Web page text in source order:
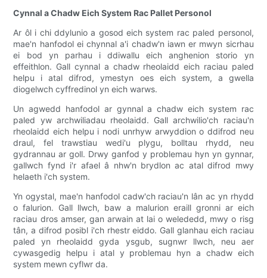
Cynnal a Chadw Eich System Rac Pallet Personol
Ar ôl i chi ddylunio a gosod eich system rac paled personol,
mae'n hanfodol ei chynnal a'i chadw'n iawn er mwyn sicrhau
ei bod yn parhau i ddiwallu eich anghenion storio yn
effeithlon. Gall cynnal a chadw rheolaidd eich raciau paled
helpu i atal difrod, ymestyn oes eich system, a gwella
diogelwch cyffredinol yn eich warws.
Un agwedd hanfodol ar gynnal a chadw eich system rac
paled yw archwiliadau rheolaidd. Gall archwilio'ch raciau'n
rheolaidd eich helpu i nodi unrhyw arwyddion o ddifrod neu
draul, fel trawstiau wedi'u plygu, bolltau rhydd, neu
gydrannau ar goll. Drwy ganfod y problemau hyn yn gynnar,
gallwch fynd i'r afael â nhw'n brydlon ac atal difrod mwy
helaeth i'ch system.
Yn ogystal, mae'n hanfodol cadw'ch raciau'n lân ac yn rhydd
o falurion. Gall llwch, baw a malurion eraill gronni ar eich
raciau dros amser, gan arwain at lai o welededd, mwy o risg
tân, a difrod posibl i'ch rhestr eiddo. Gall glanhau eich raciau
paled yn rheolaidd gyda ysgub, sugnwr llwch, neu aer
cywasgedig helpu i atal y problemau hyn a chadw eich
system mewn cyflwr da.